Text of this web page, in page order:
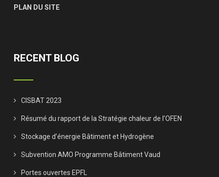
PLAN DU SITE
RECENT BLOG
CISBAT 2023
Résumé du rapport de la Stratégie chaleur de l’OFEN
Stockage d’énergie Bâtiment et Hydrogène
Subvention AMO Programme Bâtiment Vaud
Portes ouvertes EPFL